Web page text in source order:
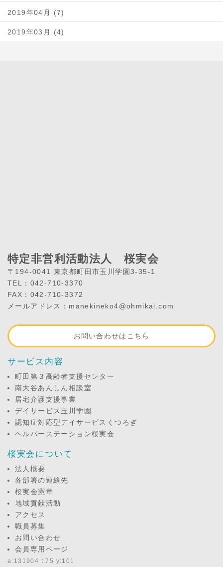
2019年04月 (7)
2019年03月 (4)
特定非営利活動法人 桜実会
〒194-0041 東京都町田市玉川学園3-35-1
TEL：042-710-3370
FAX：042-710-3372
メールアドレス：manekineko4@ohmikai.com
お問い合わせはこちら
サービス内容
町田第３高齢者支援センター
南大谷あんしん相談室
居宅介護支援事業
デイサービス玉川学園
認知症対応型デイサービスくつろぎ
ヘルパーステーション桜実会
桜実会について
法人概要
各部署の連絡先
桜実会憲章
地域貢献活動
アクセス
職員募集
お問い合わせ
会員専用ページ
a:131904 t:75 y:101